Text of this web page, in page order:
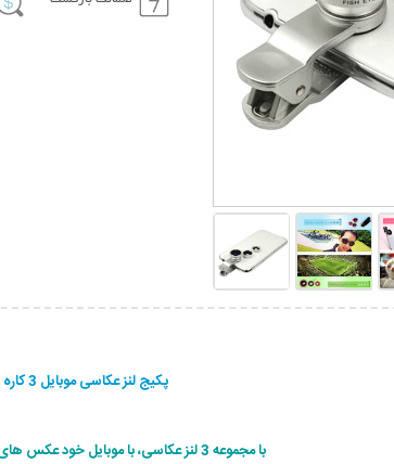
پکیج لنز عکاسی موبایل 3 کاره
با مجموعه 3 لنز عکاسی، با موبایل خود عکس های حرفه ای بگیرید